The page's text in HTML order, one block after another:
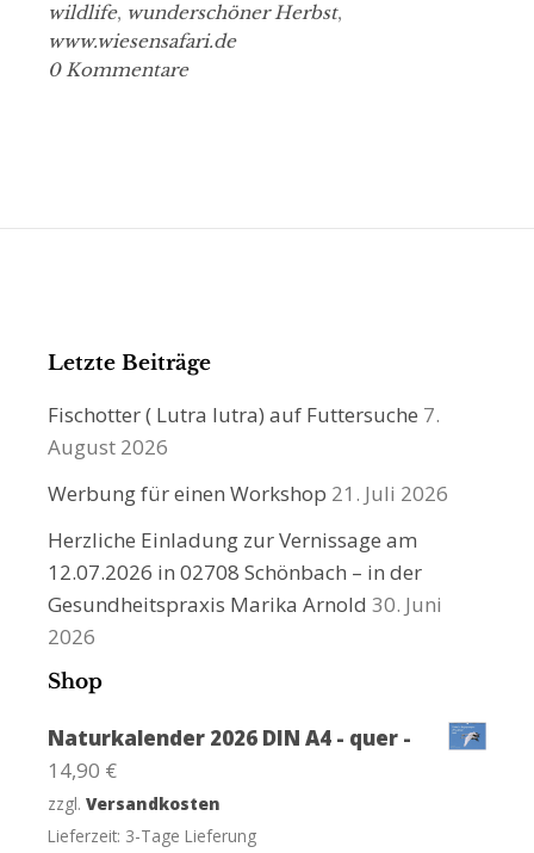
wildlife, wunderschöner Herbst,
www.wiesensafari.de
0 Kommentare
Letzte Beiträge
Fischotter ( Lutra lutra) auf Futtersuche 7.
August 2026
Werbung für einen Workshop 21. Juli 2026
Herzliche Einladung zur Vernissage am
12.07.2026 in 02708 Schönbach – in der
Gesundheitspraxis Marika Arnold 30. Juni
2026
Shop
Naturkalender 2026 DIN A4 - quer -
14,90 €
zzgl. Versandkosten
Lieferzeit: 3-Tage Lieferung